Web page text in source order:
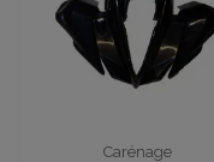
Carénage